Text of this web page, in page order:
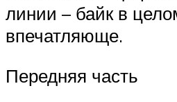
линии – байк в
впечатляюще.
Передняя часть